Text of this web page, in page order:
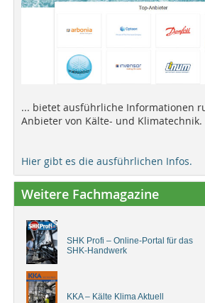
... bietet ausführliche Informationen
Anbieter von Kälte- und Klimatechnik.
Hier gibt es die ausführlichen Infos.
Weitere Fachmagazine
SHK Profi – Online-Portal für das
SHK-Handwerk
KKA – Kälte Klima Aktuell